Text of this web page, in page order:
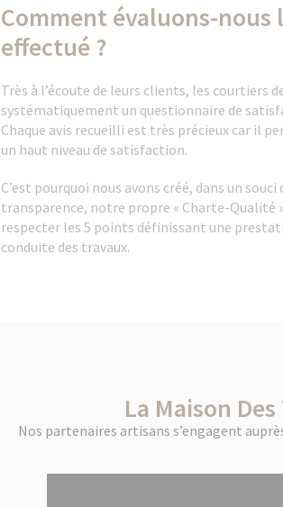
Comment évaluons-
effectué ?
Très à l’écoute de leurs clients, les courtiers
systématiquement un questionnaire de
Chaque avis recueilli est très précieux car il
un haut niveau de satisfaction.
C’est pourquoi nous avons créé, dans un
transparence, notre propre « Charte-Qualité
respecter les 5 points définissant une
conduite des travaux.
La Maison
Nos partenaires artisans s’engagent